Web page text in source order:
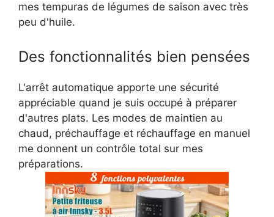
mes tempuras de légumes de saison avec très
peu d'huile.
Des fonctionnalités bien pensées
L'arrêt automatique apporte une sécurité
appréciable quand je suis occupé à préparer
d'autres plats. Les modes de maintien au
chaud, préchauffage et réchauffage en manuel
me donnent un contrôle total sur mes
préparations.